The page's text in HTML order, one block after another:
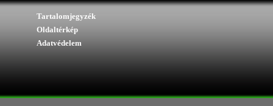
Tartalomjegyzék
Oldaltérkép
Adatvédelem